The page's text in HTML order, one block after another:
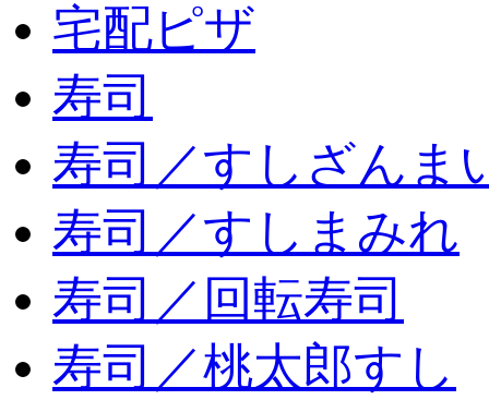
宅配ピザ
寿司
寿司／すしざんま
寿司／すしまみれ
寿司／回転寿司
寿司／桃太郎すし